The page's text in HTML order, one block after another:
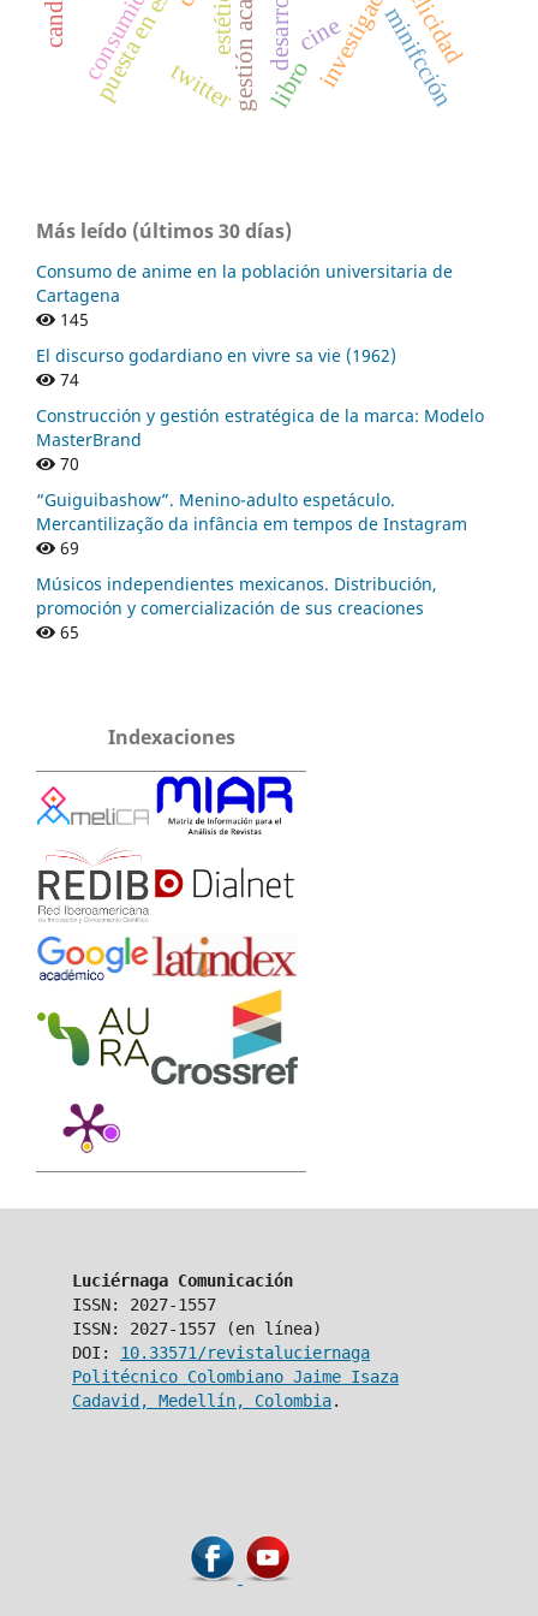
cine minifcción
felicidad
twitter libro
Más leído (últimos 30 días)
Consumo de anime en la población universitaria de
Cartagena
145
El discurso godardiano en vivre sa vie (1962)
74
Construcción y gestión estratégica de la marca: Modelo
MasterBrand
70
“Guiguibashow”. Menino-adulto espetáculo.
Mercantilização da infância em tempos de Instagram
69
Músicos independientes mexicanos. Distribución,
promoción y comercialización de sus creaciones
65
Indexaciones
Luciérnaga Comunicación
ISSN: 2027-1557
ISSN: 2027-1557 (en línea)
DOI: 10.33571/revistaluciernaga
Politécnico Colombiano Jaime Isaza
Cadavid, Medellín, Colombia.